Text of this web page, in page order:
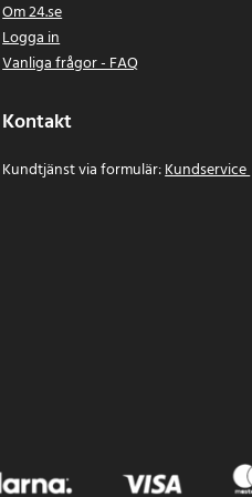
Om 24.se
Logga in
Vanliga frågor - FAQ
Kontakt
Kundtjänst via formulär:Kundservice